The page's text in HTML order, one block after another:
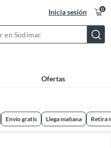
Inicia sesión 0
Bar
Ofertas
Envío gratis Llega mañana Retira